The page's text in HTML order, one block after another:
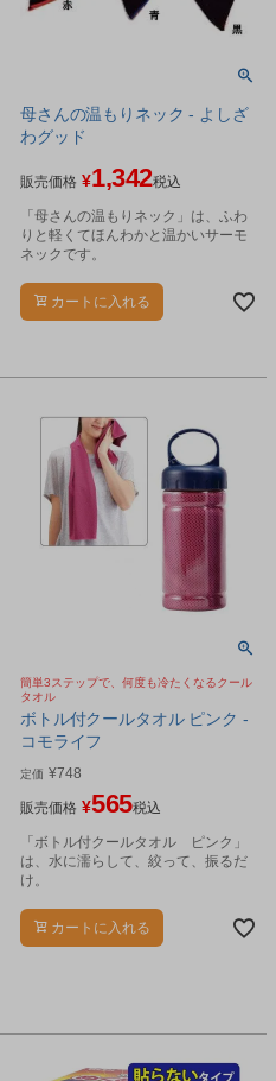
母さんの温もりネック - よしざ
わグッド
販売価格 ¥1,342税込
「母さんの温もりネック」は、ふわ
りと軽くてほんわかと温かいサーモ
ネックです。
カートに入れる
簡単3ステップで、何度も冷たくなるクール
タオル
ボトル付クールタオル ピンク -
コモライフ
定価 ¥748
販売価格 ¥565税込
「ボトル付クールタオル ピンク」
は、水に濡らして、絞って、振るだ
け。
カートに入れる